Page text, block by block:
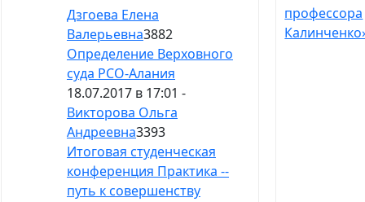
Дзгоева Елена
Валерьевна3882
Определение Верховного
суда РСО-Алания
18.07.2017 в 17:01 -
Викторова Ольга
Андреевна3393
Итоговая студенческая
конференция Практика --
путь к совершенству
профессора